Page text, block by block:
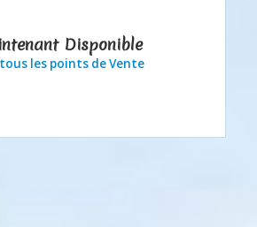
Disponible
les points de Vente